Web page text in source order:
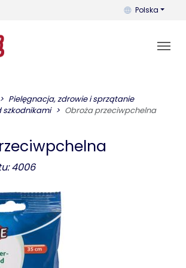
Możesz
Polska
Pielęgnacja, zdrowie i sprzątanie
szkodnikami
Obroża przeciwpchelna
4006